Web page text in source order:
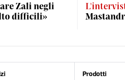
Zali negli
difficili»
Prodotti